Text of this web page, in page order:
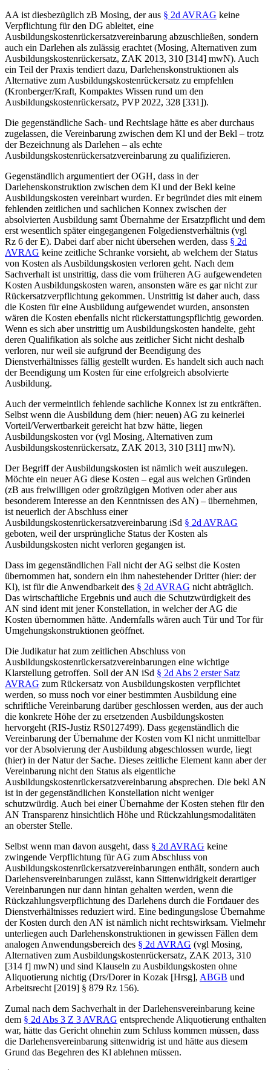
AA ist diesbezüglich zB Mosing, der aus § 2d AVRAG keine
Verpflichtung für den DG ableitet, eine
Ausbildungskostenrückersatzvereinbarung abzuschließen, sondern
auch ein Darlehen als zulässig erachtet (Mosing, Alternativen zum
Ausbildungskostenrückersatz, ZAK 2013, 310 [314] mwN). Auch
ein Teil der Praxis tendiert dazu, Darlehenskonstruktionen als
Alternative zum Ausbildungskostenrückersatz zu empfehlen
(Kronberger/Kraft, Kompaktes Wissen rund um den
Ausbildungskostenrückersatz, PVP 2022, 328 [331]).
Die gegenständliche Sach- und Rechtslage hätte es aber durchaus
zugelassen, die Vereinbarung zwischen dem Kl und der Bekl – trotz
der Bezeichnung als Darlehen – als echte
Ausbildungskostenrückersatzvereinbarung zu qualifizieren.
Gegenständlich argumentiert der OGH, dass in der
Darlehenskonstruktion zwischen dem Kl und der Bekl keine
Ausbildungskosten vereinbart wurden. Er begründet dies mit einem
fehlenden zeitlichen und sachlichen Konnex zwischen der
absolvierten Ausbildung samt Übernahme der Ersatzpflicht und dem
erst wesentlich später eingegangenen Folgedienstverhältnis (vgl
Rz 6 der E). Dabei darf abernicht übersehen werden, dass § 2d
AVRAG keine zeitliche Schranke vorsieht, ab welchem der Status
von Kosten als Ausbildungskosten verloren geht. Nach dem
Sachverhalt ist unstrittig, dass die vom früheren AG aufgewendeten
Kosten Ausbildungskosten waren, ansonsten wäre es gar nicht zur
Rückersatzverpflichtung gekommen. Unstrittig ist daher auch, dass
die Kosten für eine Ausbildung aufgewendet wurden, ansonsten
wären die Kosten ebenfalls nicht rückerstattungspflichtig geworden.
Wenn es sich aber unstrittig um Ausbildungskosten handelte, geht
deren Qualifikation als solche aus zeitlicher Sicht nicht deshalb
verloren, nur weil sie aufgrund der Beendigung des
Dienstverhältnisses fällig gestellt wurden. Es handelt sich auch nach
der Beendigung um Kosten für eine erfolgreich absolvierte
Ausbildung.
Auch der vermeintlich fehlende sachliche Konnex ist zu entkräften.
Selbst wenn die Ausbildung dem (hier: neuen) AG zu keinerlei
Vorteil/Verwertbarkeit gereicht hat bzw hätte, liegen
Ausbildungskosten vor (vgl Mosing, Alternativen zum
Ausbildungskostenrückersatz, ZAK 2013, 310 [311] mwN).
Der Begriff der Ausbildungskosten ist nämlich weit auszulegen.
Möchte ein neuer AG diese Kosten – egal aus welchen Gründen
(zB aus freiwilligen oder großzügigen Motiven oder aber aus
besonderem Interesse an den Kenntnissen des AN) – übernehmen,
ist neuerlich der Abschluss einer
Ausbildungskostenrückersatzvereinbarung iSd § 2d AVRAG
geboten, weil der ursprüngliche Status der Kosten als
Ausbildungskosten nicht verloren gegangen ist.
Dass im gegenständlichen Fall nicht der AG selbst die Kosten
übernommen hat, sondern ein ihm nahestehender Dritter (hier: der
Kl), ist für die Anwendbarkeit des § 2d AVRAG nicht abträglich.
Das wirtschaftliche Ergebnis und auch die Schutzwürdigkeit des
AN sind ident mit jener Konstellation, in welcher der AG die
Kosten übernommen hätte. Andernfalls wären auch Tür und Tor für
Umgehungskonstruktionen geöffnet.
Die Judikatur hat zum zeitlichen Abschluss von
Ausbildungskostenrückersatzvereinbarungen eine wichtige
Klarstellung getroffen. Soll der AN iSd § 2d Abs 2 erster Satz
AVRAG zum Rückersatz von Ausbildungskosten verpflichtet
werden, so muss noch vor einer bestimmten Ausbildung eine
schriftliche Vereinbarung darüber geschlossen werden, aus der auch
die konkrete Höhe der zu ersetzenden Ausbildungskosten
hervorgeht (RIS-Justiz RS0127499). Dass gegenständlich die
Vereinbarung der Übernahme der Kosten vom Kl nicht unmittelbar
vor der Absolvierung der Ausbildung abgeschlossen wurde, liegt
(hier) in der Natur der Sache. Dieses zeitliche Element kann aber der
Vereinbarung nicht den Status als eigentliche
Ausbildungskostenrückersatzvereinbarung absprechen. Die bekl AN
ist in der gegenständlichen Konstellation nicht weniger
schutzwürdig. Auch bei einer Übernahme der Kosten stehen für den
AN Transparenz hinsichtlich Höhe und Rückzahlungsmodalitäten
an oberster Stelle.
Selbst wenn man davon ausgeht, dass § 2d AVRAG keine
zwingende Verpflichtung für AG zum Abschluss von
Ausbildungskostenrückersatzvereinbarungen enthält, sondern auch
Darlehensvereinbarungen zulässt, kann Sittenwidrigkeit derartiger
Vereinbarungen nur dann hintan gehalten werden, wenn die
Rückzahlungsverpflichtung des Darlehens durch die Fortdauer des
Dienstverhältnisses reduziert wird. Eine bedingungslose Übernahme
der Kosten durch den AN ist nämlich nicht rechtswirksam. Vielmehr
unterliegen auch Darlehenskonstruktionen in gewissen Fällen dem
analogen Anwendungsbereich des § 2d AVRAG (vgl Mosing,
Alternativen zum Ausbildungskostenrückersatz, ZAK 2013, 310
[314 f] mwN) und sind Klauseln zu Ausbildungskosten ohne
Aliquotierung nichtig (Drs/Dorerin Kozak [Hrsg], ABGB und
Arbeitsrecht [2019] § 879 Rz 156).
Zumal nach dem Sachverhalt in der Darlehensvereinbarung keine
dem § 2d Abs 3 Z 3 AVRAG entsprechende Aliquotierung enthalten
war, hätte das Gericht ohnehin zum Schluss kommen müssen, dass
die Darlehensvereinbarung sittenwidrig ist und hätte aus diesem
Grund das Begehren des Kl ablehnen müssen.